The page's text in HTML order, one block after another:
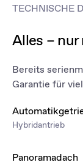
TECHNISCHE
Alles –
Bereits
Garantie für
Hybridantrieb
Panoramadach